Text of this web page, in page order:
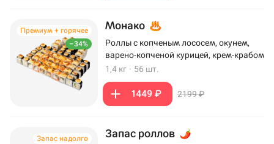
–34%
Премиум + горячее Монако
Роллы с копченым лососем, окунем,
варено-копченой курицей, крем-крабом
1,4 кг · 56 шт.
1449 ₽ 2199 ₽
Запас надолго Запас роллов